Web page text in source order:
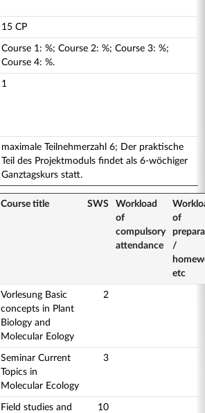
15 CP
Course 1: %; Course 2: %; Course 3: %;
Course 4: %.
1
maximale Teilnehmerzahl 6; Der praktische
Teil des Projektmoduls findet als 6-wöchiger
Ganztagskurs statt.
Course title SWS
Workload
of
compulsory
attendance
of
/
etc
Vorlesung Basic
concepts in Plant
Biology and
Molecular Eology
2
Seminar Current
Topics in
Molecular Ecology
3
Field studies and
10